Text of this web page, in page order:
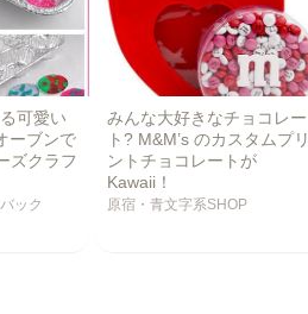
可愛い
ーブンで
ズクラフ
ック
みんな大好きなチョコレー
ト? M&M’s のカスタムプリ
ントチョコレートが
Kawaii！
原宿・青文字系SHOP